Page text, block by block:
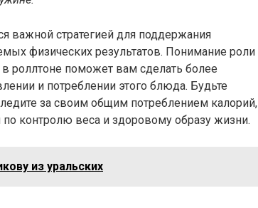
важной стратегией для поддержания
физических результатов. Понимание роли
роллтоне поможет вам сделать более
и потреблении этого блюда. Будьте
за своим общим потреблением калорий,
контролю веса и здоровому образу жизни.
из уральских